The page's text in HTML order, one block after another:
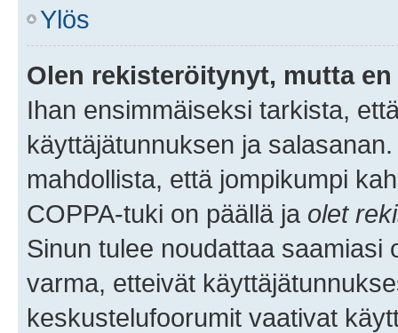
Ylös
Olen rekisteröitynyt, mutta
Ihan ensimmäiseksi tarkista,
käyttäjätunnuksen ja
mahdollista, että jompikumpi
COPPA-tuki on päällä ja olet
Sinun tulee noudattaa saamiasi
varma, etteivät
keskustelufoorumit vaativat